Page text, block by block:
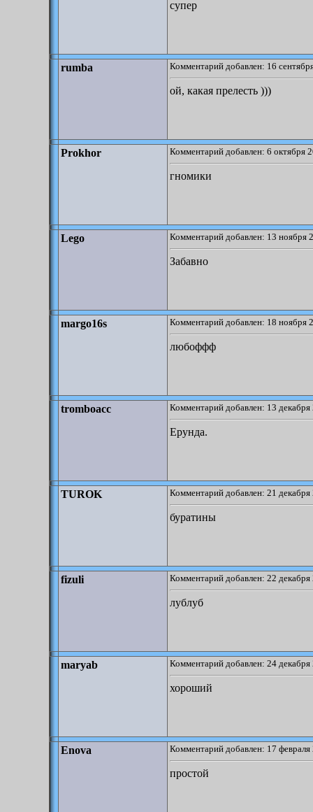
супер
rumba Комментарий добавлен: 16
ой, какая прелесть )))
Prokhor Комментарий добавлен: 6 октября
гномики
Lego Комментарий добавлен: 13 ноября
Забавно
margo16s Комментарий добавлен: 18 ноября
любоффф
tromboacc Комментарий добавлен: 13
Ерунда.
TUROK Комментарий добавлен: 21
буратины
fizuli Комментарий добавлен: 22
лублуб
maryab Комментарий добавлен: 24
хороший
Enova Комментарий добавлен: 17
простой